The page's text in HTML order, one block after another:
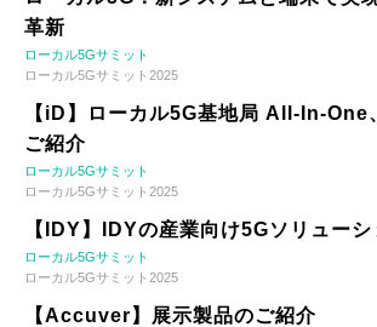
革新
ローカル5Gサミット
ローカル5Gサミット2025
【iD】ローカル5G基地局 All-In-One
ご紹介
ローカル5Gサミット
ローカル5Gサミット2025
【IDY】IDYの産業向け5Gソリューシ
ローカル5Gサミット
ローカル5Gサミット2025
【Accuver】展示製品のご紹介